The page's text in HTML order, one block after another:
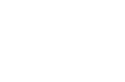
rymmer båten